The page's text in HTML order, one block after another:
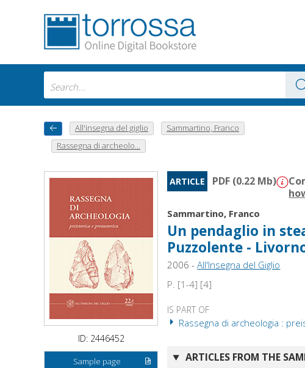
All'insegna del giglio
Sammartino, Franco
Rassegna di archeolo...
ID: 2446452
Sample page
ARTICLE PDF (0.22 Mb)
Sammartino, Franco
Un pendaglio in
Puzzolente -
2006 -All'Insegna del Giglio
P. [1-4] [4]
IS PART OF
Rassegna di archeologia :
ARTICLES FROM THE